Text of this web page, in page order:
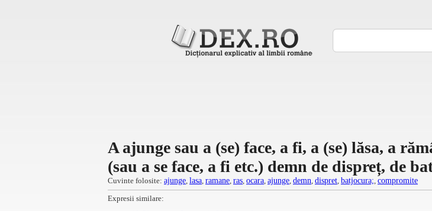
A ajunge sau a (se) face, a fi, a (se) lăsa, a
(sau a se face, a fi etc.) demn de dispreț, de
Cuvinte folosite: ajunge, lasa, ramane, ras, ocara, ajunge, demn, dispret, batjocura;, compromite
Expresii similare: